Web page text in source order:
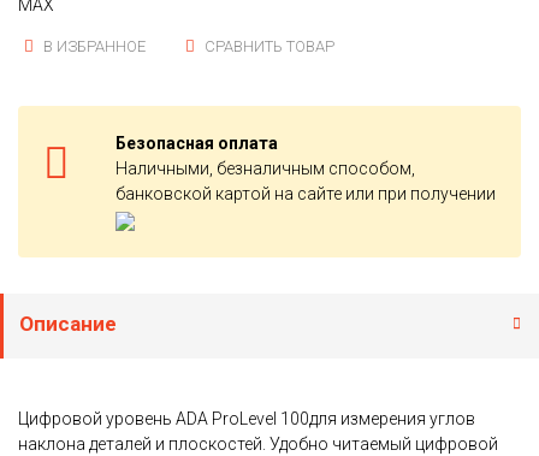
В ИЗБРАННОЕ СРАВНИТЬ ТОВАР
Безопасная оплата
Наличными, безналичным способом,
банковской картой на сайте или при получении
Описание
Цифровой уровень ADA ProLevel 100для измерения углов
наклона деталей и плоскостей. Удобно читаемый цифровой